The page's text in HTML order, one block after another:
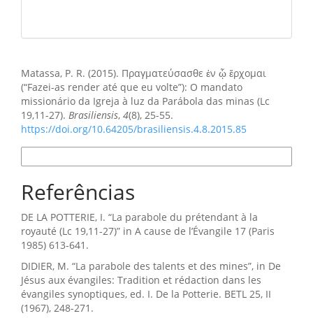
Matassa, P. R. (2015). Πραγματεύσασθε ἐν ᾧ ἔρχομαι
(“Fazei-as render até que eu volte”): O mandato
missionário da Igreja à luz da Parábola das minas (Lc
19,11-27). Brasiliensis, 4(8), 25-55.
https://doi.org/10.64205/brasiliensis.4.8.2015.85
Referências
DE LA POTTERIE, I. “La parabole du prétendant à la
royauté (Lc 19,11-27)” in A cause de l’Évangile 17 (Paris
1985) 613-641.
DIDIER, M. “La parabole des talents et des mines”, in De
Jésus aux évangiles: Tradition et rédaction dans les
évangiles synoptiques, ed. I. De la Potterie. BETL 25, II
(1967), 248-271.